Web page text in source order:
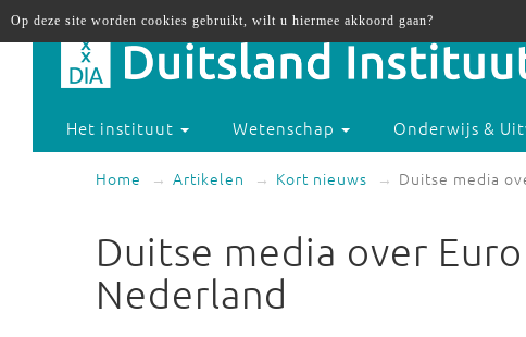
Het instituut Wetenschap Onderwijs &
Home Artikelen Kort nieuws Duitse media
Duitse media over
Nederland
Op deze site worden cookies gebruikt, wilt u hiermee akkoord gaan?